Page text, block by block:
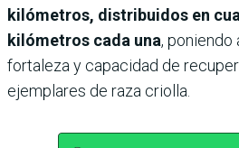
kilómetros, distribuidos en
kilómetros cada una, poniendo
fortaleza y capacidad de
ejemplares de raza criolla.